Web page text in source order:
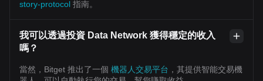
story-protocol 指南。
我可以透過投資 Data Network 獲得穩定的收入
嗎？
當然，Bitget 推出了一個 機器人交易平台 ，其提供智能交易機